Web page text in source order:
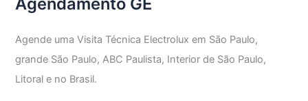
Agende uma Visita Técnica Electrolux em São Paulo,
grande São Paulo, ABC Paulista, Interior de São Paulo,
Litoral e no Brasil.